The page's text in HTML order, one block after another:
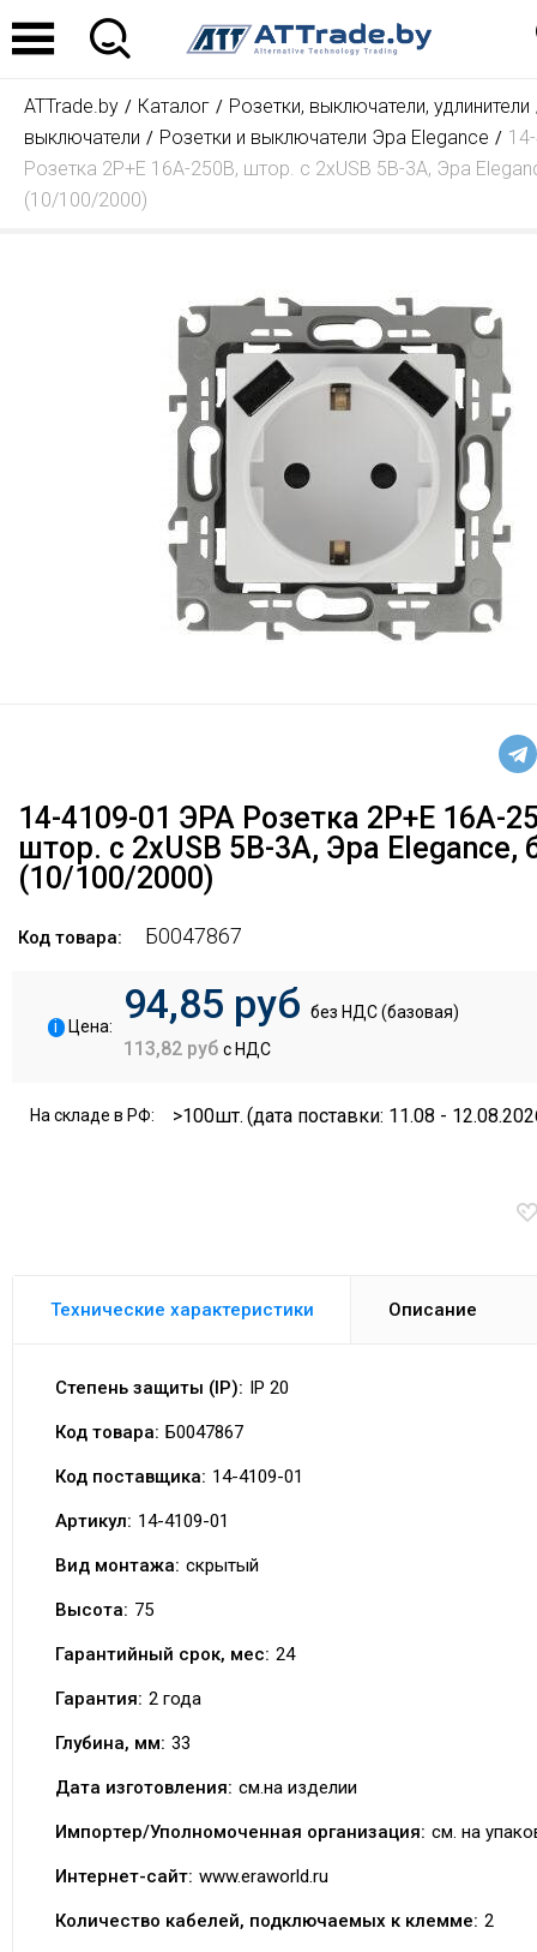
ATTrade.by Каталог
Розетки, выключатели, удлинители
выключатели
Розетки и выключатели Эра Elegance
Розетка 2P+E 16A-250В, штор. с 2xUSB 5В-3А, Эра
(10/100/2000)
14-4109-01 ЭРА Розетка 2P+E 16A-
штор. с 2xUSB 5В-3А, Эра Elegance,
(10/100/2000)
Код товара: Б0047867
i Цена: 94,85 руб без НДС (базовая)
113,82 руб с НДС
На складе в РФ: >100шт. (дата поставки: 11.08 -
Технические характеристики Описание
Степень защиты (IP): IP 20
Код товара: Б0047867
Код поставщика: 14-4109-01
Артикул: 14-4109-01
Вид монтажа: скрытый
Высота: 75
Гарантийный срок, мес: 24
Гарантия: 2 года
Глубина, мм: 33
Дата изготовления: см.на изделии
Импортер/Уполномоченная организация: см. на
Интернет-сайт: www.eraworld.ru
Количество кабелей, подключаемых к клемме: 2